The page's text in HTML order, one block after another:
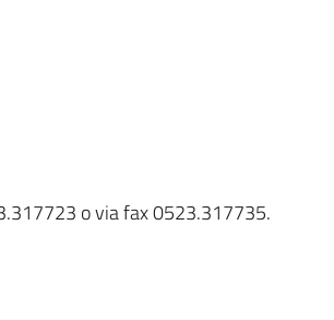
o via fax 0523.317735.